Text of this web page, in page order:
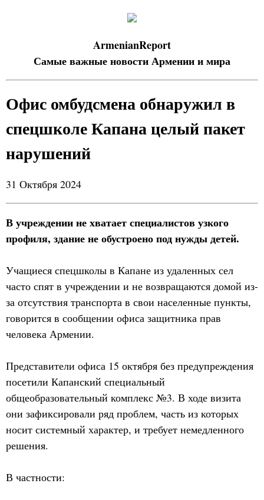
ArmenianReport
Самые важные новости Армении и мира
Офис омбудсмена обнаружил в
спецшколе Капана целый пакет
нарушений
31 Октября 2024
В учреждении не хватает специалистов узкого
профиля, здание не обустроено под нужды детей.
Учащиеся спецшколы в Капане из удаленных сел
часто спят в учреждении и не возвращаются домой из-
за отсутствия транспорта в свои населенные пункты,
говорится в сообщении офиса защитника прав
человека Армении.
Представители офиса 15 октября без предупреждения
посетили Капанский специальный
общеобразовательный комплекс №3. В ходе визита
они зафиксировали ряд проблем, часть из которых
носит системный характер, и требует немедленного
решения.
В частности: